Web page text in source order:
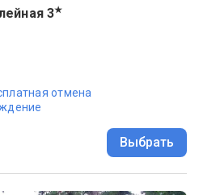
3★
отмена
Выбрать